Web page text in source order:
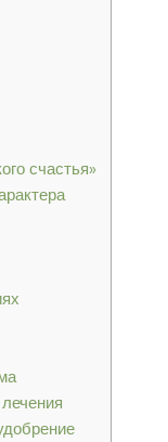
счастья»